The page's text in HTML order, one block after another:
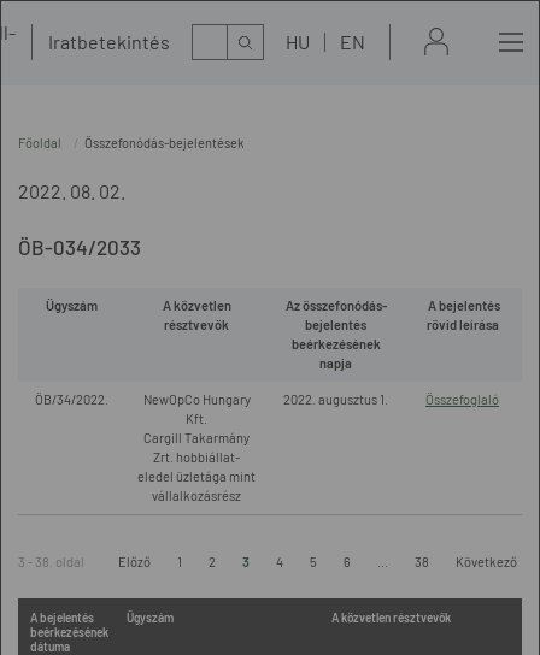
Iratbetekintés Kereső HU EN
Főoldal Összefonódás-bejelentések
2022. 08. 02.
ÖB-034/2033
Ügyszám
A közvetlen
résztvevők
Az összefonódás-
bejelentés
beérkezésének
napja
A bejelentés
rövid leírása
ÖB/34/2022.
NewOpCo Hungary
Kft.
Cargill Takarmány
Zrt. hobbiállat-
eledel üzletága mint
vállalkozásrész
2022. augusztus 1. Összefoglaló
3 - 38. oldal Előző 1 2 3 4 5 6 38 Következő
A bejelentés
beérkezésének
dátuma
Ügyszám A közvetlen résztvevők